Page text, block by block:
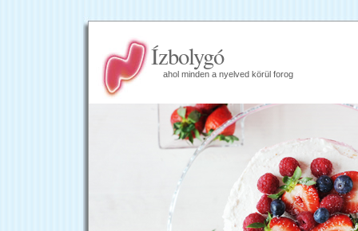
Ízbolygó
ahol minden a nyelved körül forog